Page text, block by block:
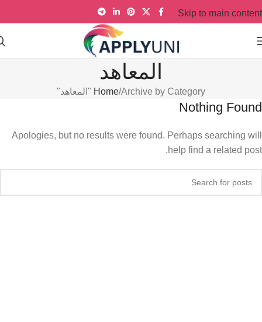
Skip to main content
المعاهد
Home Archive by Category "المعاهد"
Nothing Found
Apologies, but no results were found. Perhaps searching will
help find a related post.